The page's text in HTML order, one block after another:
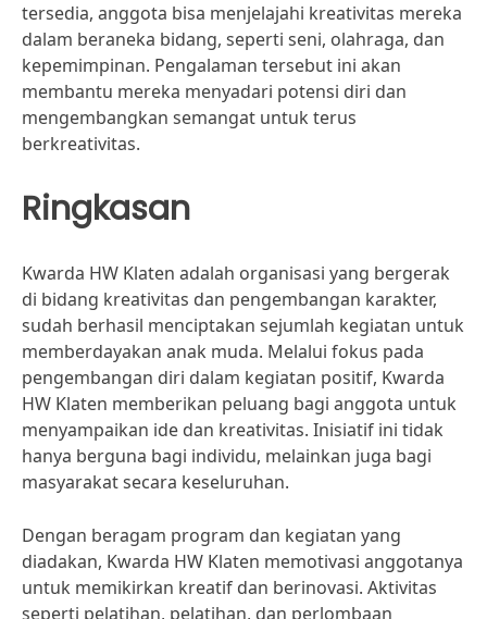
tersedia, anggota bisa menjelajahi kreativitas mereka
dalam beraneka bidang, seperti seni, olahraga, dan
kepemimpinan. Pengalaman tersebut ini akan
membantu mereka menyadari potensi diri dan
mengembangkan semangat untuk terus
berkreativitas.
Ringkasan
Kwarda HW Klaten adalah organisasi yang bergerak
di bidang kreativitas dan pengembangan karakter,
sudah berhasil menciptakan sejumlah kegiatan untuk
memberdayakan anak muda. Melalui fokus pada
pengembangan diri dalam kegiatan positif, Kwarda
HW Klaten memberikan peluang bagi anggota untuk
menyampaikan ide dan kreativitas. Inisiatif ini tidak
hanya berguna bagi individu, melainkan juga bagi
masyarakat secara keseluruhan.
Dengan beragam program dan kegiatan yang
diadakan, Kwarda HW Klaten memotivasi anggotanya
untuk memikirkan kreatif dan berinovasi. Aktivitas
seperti pelatihan, pelatihan, dan perlombaan